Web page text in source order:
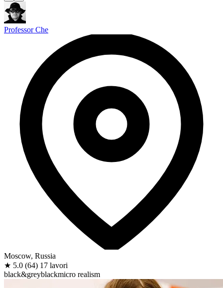
Professor Che
Moscow, Russia
★ 5.0 (64) 17 lavori
black&greyblackmicro realism